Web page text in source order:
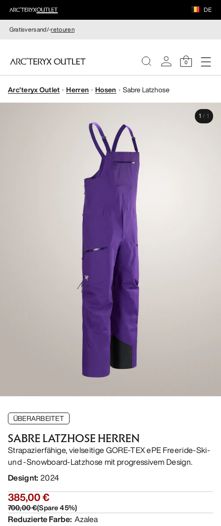
DE
Gratisversand/-retouren
0
DAMEN
Arc'teryx Outlet Herren Hosen Sabre Latzhose
1 / 1
ÜBERARBEITET
SABRE LATZHOSE HERREN
Strapazierfähige, vielseitige GORE-TEX ePE Freeride-Ski-
und -Snowboard-Latzhose mit progressivem Design.
Designt: 2024
385,00 €
700,00 €(Spare45%)
Reduzierte Farbe: Azalea